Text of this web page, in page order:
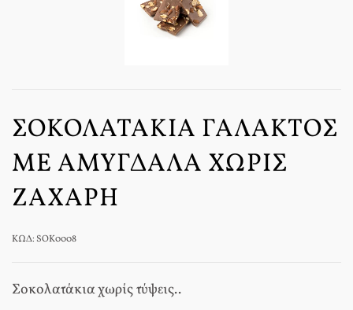
ΣΟΚΟΛΑΤΆΚΙΑ ΓΆΛΑΚΤΟΣ
ΜΕ ΑΜΎΓΔΑΛΑ ΧΩΡΊΣ
ΖΆΧΑΡΗ
ΚΩΔ: SOK0008
Σοκολατάκια χωρίς τύψεις..